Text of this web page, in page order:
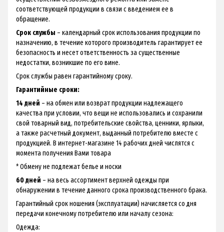
соответствующей продукции в связи с введением ее в
обращение.
Срок службы – календарный срок использования продукции по
назначению, в течение которого производитель гарантирует ее
безопасность и несет ответственность за существенные
недостатки, возникшие по его вине.
Срок службы равен гарантийному сроку.
Гарантийные сроки:
14 дней – на обмен или возврат продукции надлежащего
качества при условии, что вещи не использовались и сохранили
свой товарный вид, потребительские свойства, ценники, ярлыки,
а также расчетный документ, выданный потребителю вместе с
продукцией. В интернет-магазине 14 рабочих дней числятся с
момента получения Вами товара
* Обмену не подлежат белье и носки
60 дней – на весь ассортимент верхней одежды при
обнаружении в течение данного срока производственного брака.
Гарантийный срок ношения (эксплуатации) начисляется со дня
передачи конечному потребителю или началу сезона:
Одежда: